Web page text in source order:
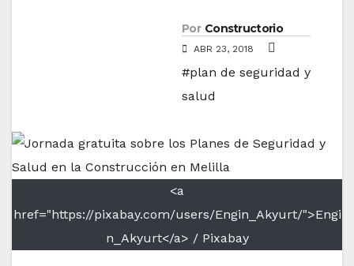
Por Constructorio
ABR 23, 2018
#plan de seguridad y
salud
<a
href="https://pixabay.com/users/Engin_Akyurt/">Engi
n_Akyurt</a> / Pixabay